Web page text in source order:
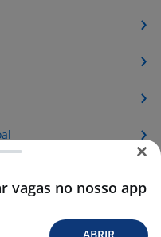
vagas no nosso app